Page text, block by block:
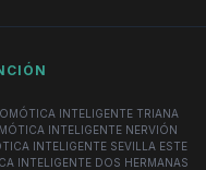
INTELIGENTE TRIANA
INTELIGENTE NERVIÓN
INTELIGENTE SEVILLA ESTE
INTELIGENTE DOS HERMANAS